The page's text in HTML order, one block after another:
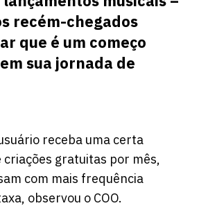
recém-chegados
que é um começo
sua jornada de
receba uma certa
gratuitas por mês,
com mais frequência
observou o COO.